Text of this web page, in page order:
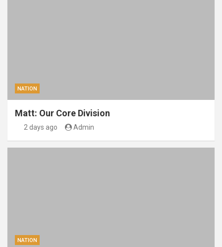
NATION
Matt: Our Core Division
2 days ago Admin
NATION